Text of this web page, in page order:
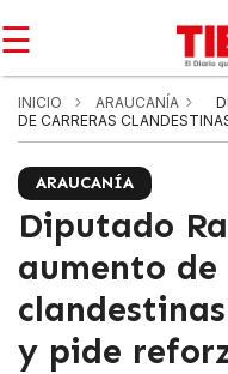
☰
INICIO ARAUCANÍA
DE CARRERAS
ARAUCANÍA
Diputado
aumento de
y pide